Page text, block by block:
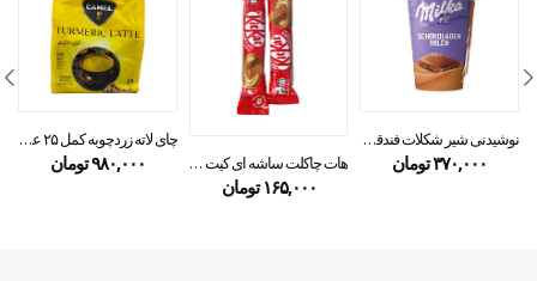
نوشیدنی شیر شکلات فندقی میلکا ۲۲۰ میل
۳۷۰,۰۰۰تومان هات چاکلت ساشه ای کیت کت ۳۳ گرمی۶۰۰۰۰
۱۶۵,۰۰۰ تومان
چای لاته زردچوبه کمل ۲۵ عددی
۹۸۰,۰۰۰تومان